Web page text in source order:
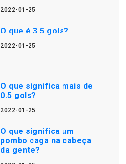
2022-01-25
O que é 3 5 gols?
2022-01-25
O que significa mais de
0.5 gols?
2022-01-25
O que significa um
pombo caga na cabeça
da gente?